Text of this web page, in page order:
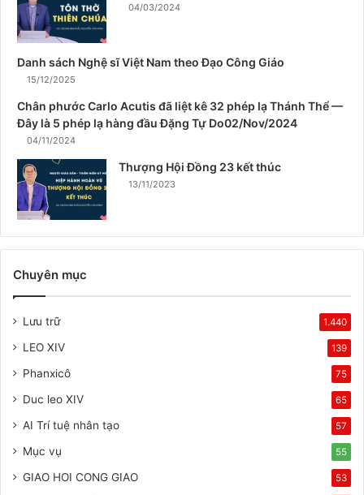
04/03/2024
Danh sách Nghệ sĩ Việt Nam theo Đạo Công Giáo
15/12/2025
Chân phước Carlo Acutis đã liệt kê 32 phép lạ Thánh Thể —
Đây là 5 phép lạ hàng đầu Đặng Tự Do02/Nov/2024
04/11/2024
Thượng Hội Đồng 23 kết thúc
13/11/2023
Chuyên mục
Lưu trữ 1.440
LEO XIV 139
Phanxicô 75
Duc leo XIV 65
AI Trí tuệ nhân tạo 57
Mục vụ 55
GIAO HOI CONG GIAO 53